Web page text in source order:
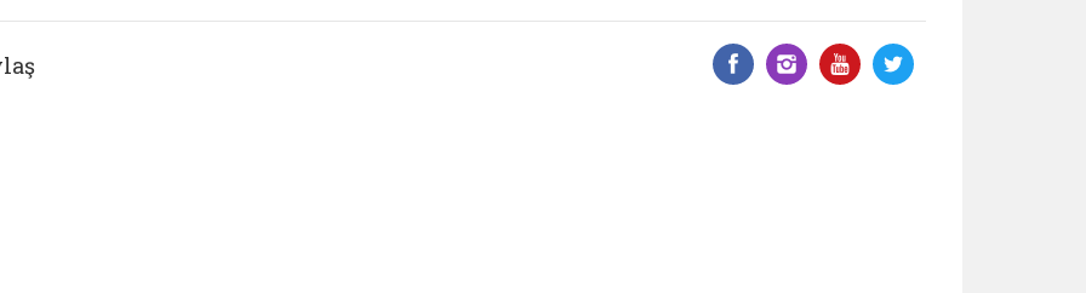
Facebook üzerinde paylaş
Instagram'da paylaş
YouTube
Twitter